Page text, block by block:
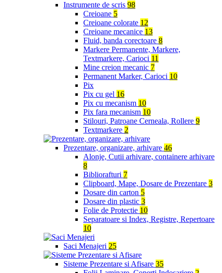
Instrumente de scris 98
Creioane 5
Creioane colorate 12
Creioane mecanice 13
Fluid, banda corectoare 8
Markere Permanente, Markere,
Textmarkere, Carioci 11
Mine creion mecanic 7
Permanent Marker, Carioci 10
Pix
Pix cu gel 16
Pix cu mecanism 10
Pix fara mecanism 10
Stilouri, Patroane Cerneala, Rollere 9
Textmarkere 2
Prezentare, organizare, arhivare 46
Alonje, Cutii arhivare, containere arhivare
8
Bibliorafturi 7
Clipboard, Mape, Dosare de Prezentare 3
Dosare din carton 5
Dosare din plastic 3
Folie de Protectie 10
Separatoare si Index, Registre, Repertoare
10
Saci Menajeri 25
Sisteme Prezentare si Afisare 35